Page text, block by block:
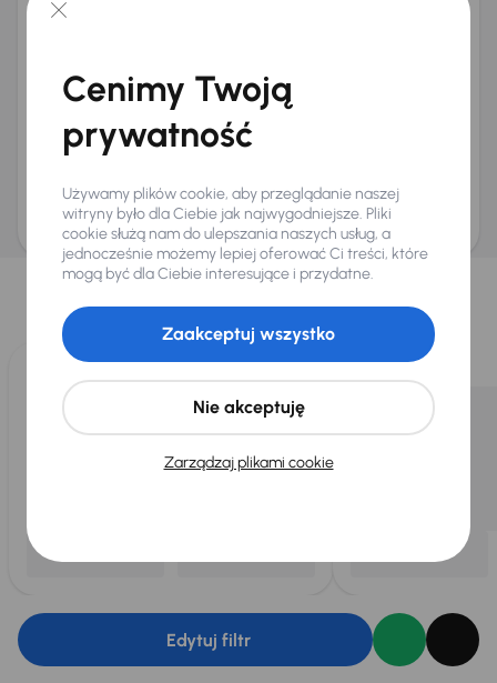
E-mail
Na numer telefonu (opcjonalnie)
Wyślij zapytanie
ani zagwarantowaną dostępnością pojazdu. AURES Holdings a.s., z siedzibą
Dopraváků 874/15, Čimice, 184 00 Praga 8, będzie przechowywać i przetwarzać
Twoje dane osobowe zgodnie z zasadami ochrony i przetwarzaniadanych
osobowych
Wybraliśmy dla Ciebie
Wybieramy dla Ciebienajlepsze pojazdyz naszej oferty. Kupimy
dla Ciebiedo 400 pojazdówkażdego dnia.
Edytuj filtr
Cenimy Twoją
prywatność
Używamy plików cookie, aby przeglądanie naszej
witryny było dla Ciebie jak najwygodniejsze. Pliki
cookie służą nam do ulepszania naszych usług, a
jednocześnie możemy lepiej oferować Ci treści, które
mogą być dla Ciebie interesujące i przydatne.
Zarządzaj plikami cookie
Nie akceptuję
Zaakceptuj wszystko